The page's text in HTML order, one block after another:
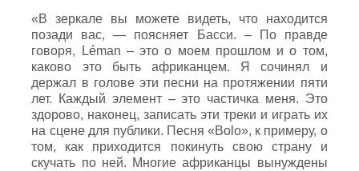
«В зеркале вы можете видеть, что находится
позади вас, — поясняет Басси. – По правде
говоря, Léman – это о моем прошлом и о том,
каково это быть африканцем. Я сочинял и
держал в голове эти песни на протяжении пяти
лет. Каждый элемент – это частичка меня. Это
здорово, наконец, записать эти треки и играть их
на сцене для публики. Песня «Bolo», к примеру, о
том, как приходится покинуть свою страну и
скучать по ней. Многие африканцы вынуждены